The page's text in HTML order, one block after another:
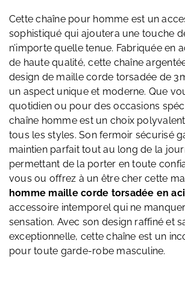
Cette chaîne pour homme est un
sophistiqué qui ajoutera une touche
n’importe quelle tenue. Fabriquée en
de haute qualité, cette chaîne
design de maille corde torsadée de
un aspect unique et moderne. Que
quotidien ou pour des occasions
chaîne homme est un choix polyvalent
tous les styles. Son fermoir sécurisé
maintien parfait tout au long de la
permettant de la porter en toute
vous ou offrez à un être cher cette
homme maille corde torsadée en
accessoire intemporel qui ne
sensation. Avec son design raffiné et
exceptionnelle, cette chaîne est un
pour toute garde-robe masculine.